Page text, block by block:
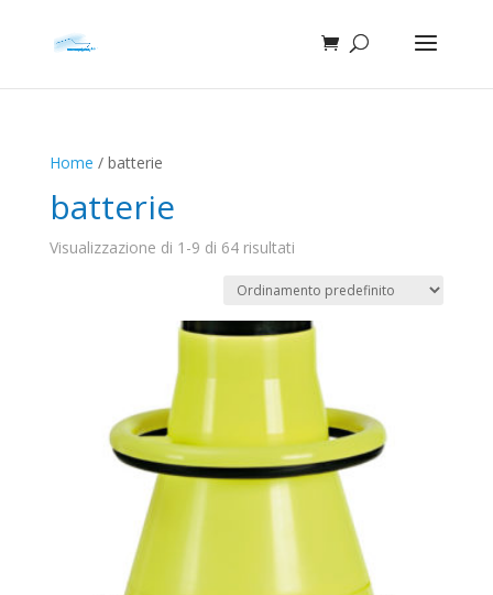
Home / batterie
batterie
Visualizzazione di 1-9 di 64 risultati